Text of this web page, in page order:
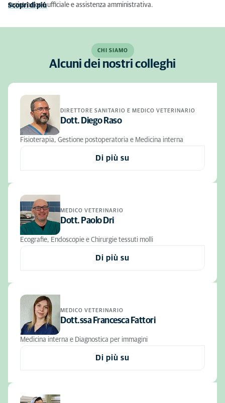
registrazione ufficiale e assistenza amministrativa.
Scopri di più
CHI SIAMO
Alcuni dei nostri colleghi
DIRETTORE SANITARIO E MEDICO VETERINARIO
Dott. Diego Raso
Fisioterapia, Gestione postoperatoria e Medicina interna
Di più su
MEDICO VETERINARIO
Dott. Paolo Dri
Ecografie, Endoscopie e Chirurgie tessuti molli
Di più su
MEDICO VETERINARIO
Dott.ssa Francesca Fattori
Medicina interna e Diagnostica per immagini
Di più su